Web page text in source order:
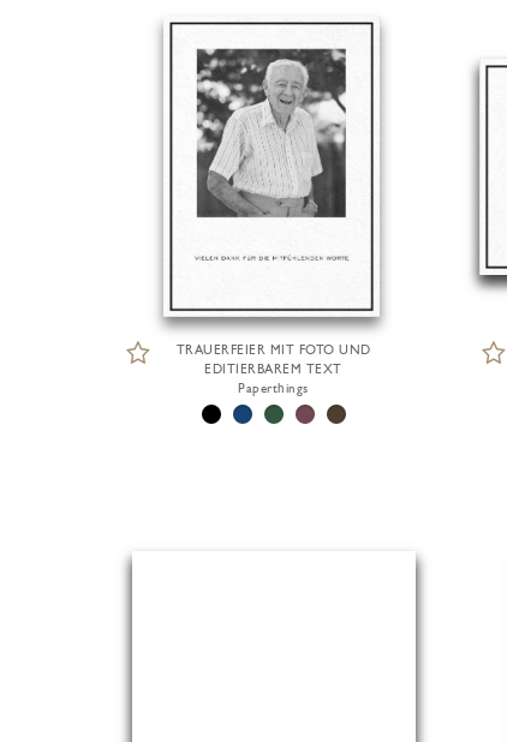
TRAUERFEIER MIT FOTO UND
EDITIERBAREM TEXT
Paperthings